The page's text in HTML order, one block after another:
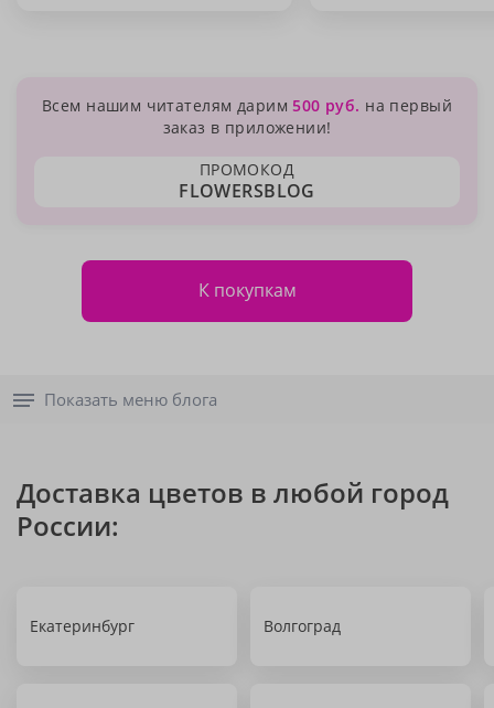
Всем нашим читателям дарим500 руб. на первый
заказ в приложении!
ПРОМОКОД
FLOWERSBLOG
К покупкам
Показать меню блога
Доставка цветов в любой город
России:
Екатеринбург Волгоград